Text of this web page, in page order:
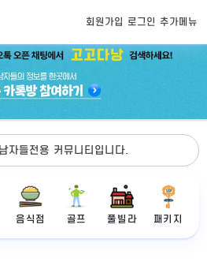
회원가입 로그인 추가메뉴
자들전용 커뮤니티입니다.
음식점 골프 풀빌라 패키지